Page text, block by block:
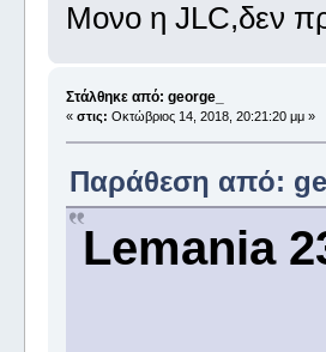
Μονο η JLC,δεν
Στάλθηκε από: george_
« στις: Οκτώβριος 14, 2018, 20:21:20 μμ »
Παράθεση από:
Lemania